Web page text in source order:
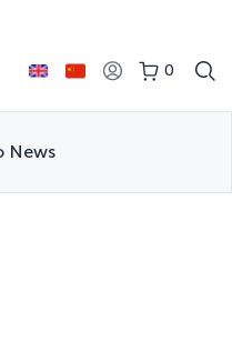
0
News